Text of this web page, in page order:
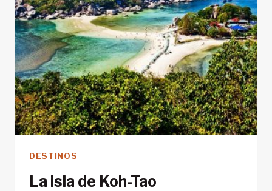
DESTINOS
La isla de Koh-Tao